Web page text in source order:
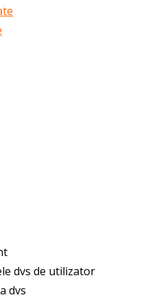
dvs de utilizator
dvs